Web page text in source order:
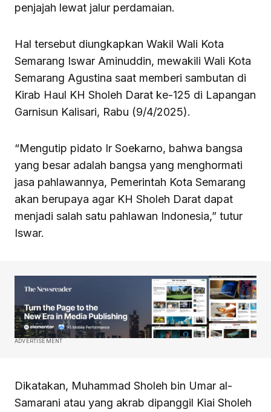
penjajah lewat jalur perdamaian.
Hal tersebut diungkapkan Wakil Wali Kota
Semarang Iswar Aminuddin, mewakili Wali Kota
Semarang Agustina saat memberi sambutan di
Kirab Haul KH Sholeh Darat ke-125 di Lapangan
Garnisun Kalisari, Rabu (9/4/2025).
“Mengutip pidato Ir Soekarno, bahwa bangsa
yang besar adalah bangsa yang menghormati
jasa pahlawannya, Pemerintah Kota Semarang
akan berupaya agar KH Sholeh Darat dapat
menjadi salah satu pahlawan Indonesia,” tutur
Iswar.
ADVERTISEMENT
Dikatakan, Muhammad Sholeh bin Umar al-
Samarani atau yang akrab dipanggil Kiai Sholeh